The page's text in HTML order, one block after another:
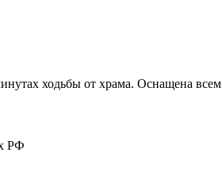
ходьбы от храма. Оснащена
РФ